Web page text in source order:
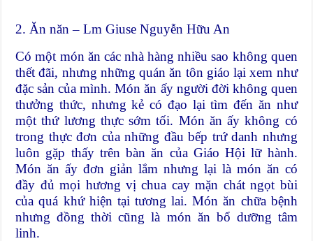
2. Ăn năn – Lm Giuse Nguyễn Hữu An
Có một món ăn các nhà hàng nhiều sao không quen
thết đãi, nhưng những quán ăn tôn giáo lại xem như
đặc sản của mình. Món ăn ấy người đời không quen
thưởng thức, nhưng kẻ có đạo lại tìm đến ăn như
một thứ lương thực sớm tối. Món ăn ấy không có
trong thực đơn của những đầu bếp trứ danh nhưng
luôn gặp thấy trên bàn ăn của Giáo Hội lữ hành.
Món ăn ấy đơn giản lắm nhưng lại là món ăn có
đầy đủ mọi hương vị chua cay mặn chát ngọt bùi
của quá khứ hiện tại tương lai. Món ăn chữa bệnh
nhưng đồng thời cũng là món ăn bổ dưỡng tâm
linh.